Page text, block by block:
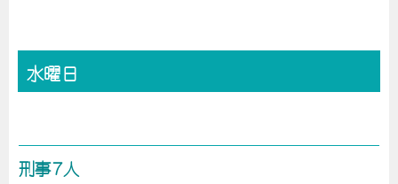
水曜日
刑事7人